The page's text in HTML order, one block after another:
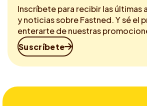
Inscríbete para recibir las últimas
y noticias sobre Fastned. Y sé el
enterarte de nuestras
Suscríbete